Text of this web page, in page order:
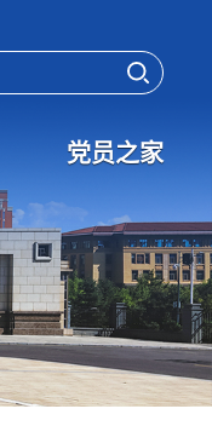
党员之家